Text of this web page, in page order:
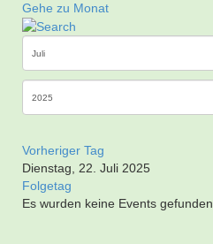
Gehe zu Monat
Vorheriger Tag
Dienstag, 22. Juli 2025
Folgetag
Es wurden keine Events gefunden